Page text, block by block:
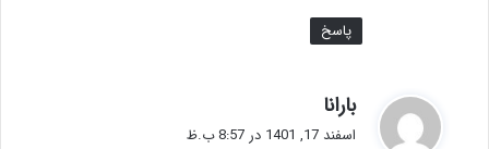
پاسخ
بارانا
ف اسفند 17, 1401 در 8:57 ب.ظ